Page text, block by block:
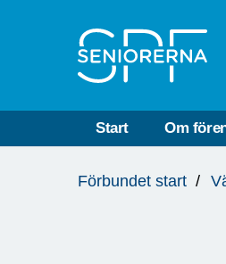
Start Om
är
Förbundet start